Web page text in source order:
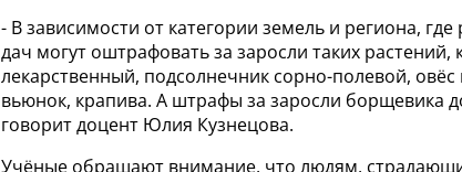
- В зависимости от категории земель и региона,
дач могут оштрафовать за заросли таких растений,
лекарственный, подсолнечник сорно-полевой, овёс
вьюнок, крапива. А штрафы за заросли борщевика
говорит доцент Юлия Кузнецова.
Учёные обращают внимание, что людям,